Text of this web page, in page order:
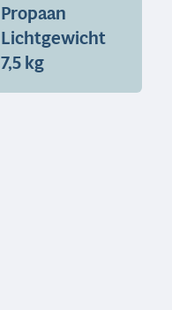
Propaan
Lichtgewicht
7,5 kg